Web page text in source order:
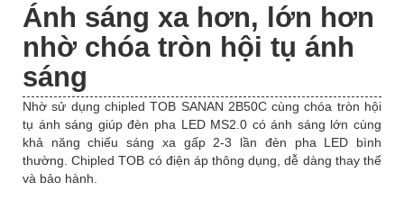
Ánh sáng xa hơn, lớn hơn
nhờ chóa tròn hội tụ ánh
sáng
Nhờ sử dụng chipled TOB SANAN 2B50C cùng chóa tròn hội
tụ ánh sáng giúp đèn pha LED MS2.0 có ánh sáng lớn cùng
khả năng chiếu sáng xa gấp 2-3 lần đèn pha LED bình
thường. Chipled TOB có điện áp thông dụng, dễ dàng thay thế
và bảo hành.